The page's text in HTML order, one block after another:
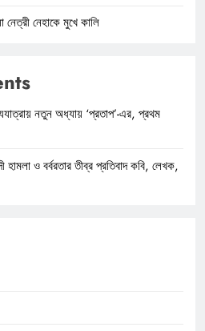
নেত্রী নেহাকে মুখে কালি
নতুন অধ্যায় ‘প্রতাপ’-এর, প্রথম
হামলা ও বর্বরতার তীব্র প্রতিবাদ কবি, লেখক,